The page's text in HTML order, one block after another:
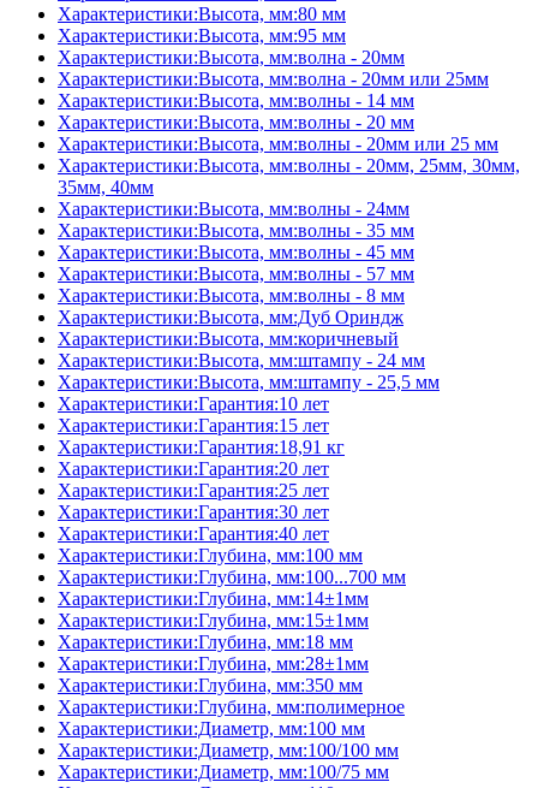
Характеристики:Высота, мм:80 мм
Характеристики:Высота, мм:95 мм
Характеристики:Высота, мм:волна - 20мм
Характеристики:Высота, мм:волна - 20мм или 25мм
Характеристики:Высота, мм:волны - 14 мм
Характеристики:Высота, мм:волны - 20 мм
Характеристики:Высота, мм:волны - 20мм или 25 мм
Характеристики:Высота, мм:волны - 20мм, 25мм, 30мм,
35мм, 40мм
Характеристики:Высота, мм:волны - 24мм
Характеристики:Высота, мм:волны - 35 мм
Характеристики:Высота, мм:волны - 45 мм
Характеристики:Высота, мм:волны - 57 мм
Характеристики:Высота, мм:волны - 8 мм
Характеристики:Высота, мм:Дуб Ориндж
Характеристики:Высота, мм:коричневый
Характеристики:Высота, мм:штампу - 24 мм
Характеристики:Высота, мм:штампу - 25,5 мм
Характеристики:Гарантия:10 лет
Характеристики:Гарантия:15 лет
Характеристики:Гарантия:18,91 кг
Характеристики:Гарантия:20 лет
Характеристики:Гарантия:25 лет
Характеристики:Гарантия:30 лет
Характеристики:Гарантия:40 лет
Характеристики:Глубина, мм:100 мм
Характеристики:Глубина, мм:100...700 мм
Характеристики:Глубина, мм:14±1мм
Характеристики:Глубина, мм:15±1мм
Характеристики:Глубина, мм:18 мм
Характеристики:Глубина, мм:28±1мм
Характеристики:Глубина, мм:350 мм
Характеристики:Глубина, мм:полимерное
Характеристики:Диаметр, мм:100 мм
Характеристики:Диаметр, мм:100/100 мм
Характеристики:Диаметр, мм:100/75 мм